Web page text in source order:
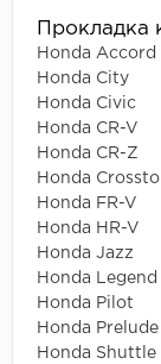
Honda Accord
Honda City
Honda Civic
Honda CR-V
Honda CR-Z
Honda
Honda FR-V
Honda HR-V
Honda Jazz
Honda Legend
Honda Pilot
Honda Prelude
Honda Shuttle